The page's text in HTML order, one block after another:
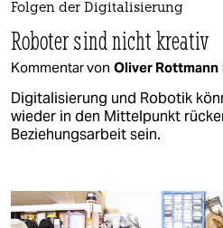
Folgen der Digitalisierung
Roboter sind nicht kreativ
Kommentar von Oliver Rottmann
Digitalisierung und Robotik
wieder in den Mittelpunkt
Beziehungsarbeit sein.